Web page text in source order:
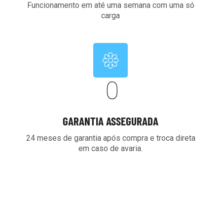
Funcionamento em até uma semana com uma só
carga
0
GARANTIA ASSEGURADA
24 meses de garantia após compra e troca direta
em caso de avaria.